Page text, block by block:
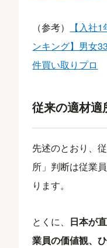
（参考）
【入社
ンキング】男女
件買い取りプロ
従来の適材適
先述のとおり、
所」判断は従業
ります。
とくに、 日本が
業員の価値観、